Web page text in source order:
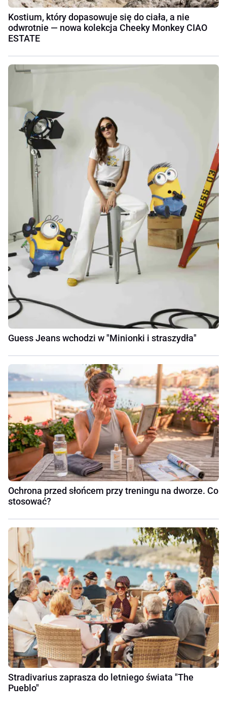
Kostium, który dopasowuje się do ciała, a nie
odwrotnie — nowa kolekcja Cheeky Monkey CIAO
ESTATE
Guess Jeans wchodzi w "Minionki i straszydła"
Ochrona przed słońcem przy treningu na dworze. Co
stosować?
Stradivarius zaprasza do letniego świata "The
Pueblo"